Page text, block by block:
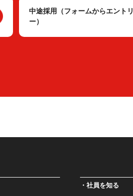
中途採用（フォームからエントリ
ー）
社員を知る